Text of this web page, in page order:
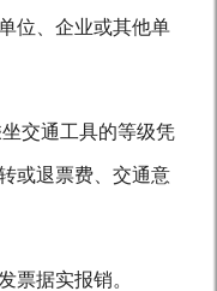
位、企业或其他单
交通工具的等级凭
或退票费、交通意
据实报销。